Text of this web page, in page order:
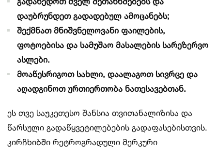
დაუბრუნდეთ გადადებულ ამოცანებს;
შექმნათ მნიშვნელოვანი ფაილების,
ფოტოებისა და სამუშაო მასალების სარეზერვო
ასლები.
მოაწესრიგოთ სახლი, დაალაგოთ სივრცე და
აღადგინოთ ურთიერთობა ნათესავებთან.
ეს თვე საუკეთესო შანსია თვითანალიზისა და
წარსული გადაწყვეტილებების გადაფასებისთვის.
კირჩხიბში რეტროგრადული მერკური